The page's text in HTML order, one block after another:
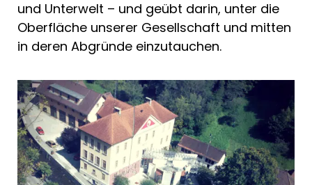
und Unterwelt – und geübt darin, unter die
Oberfläche unserer Gesellschaft und mitten
in deren Abgründe einzutauchen.